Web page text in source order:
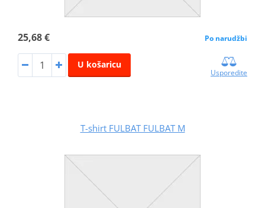
25,68 € Po narudžbi
U košaricu
Usporedite
T-shirt FULBAT FULBAT M